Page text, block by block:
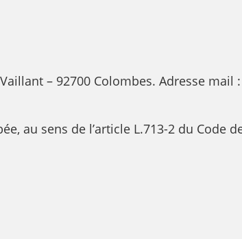
– 92700 Colombes. Adresse mail :
au sens de l’article L.713-2 du Code